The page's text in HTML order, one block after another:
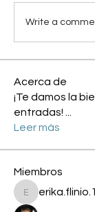
Write a
Acerca de
¡Te damos la
entradas!
Leer más
Miembros
erika.flinio.16